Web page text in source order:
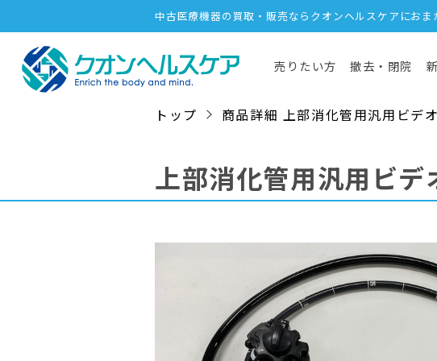
中古医療機器の買取・販売ならクオンヘルスケアにおま
売りたい方 撤去・閉院
トップ 商品詳細 上部消化管用汎用ビ
上部消化管用汎用ビデ